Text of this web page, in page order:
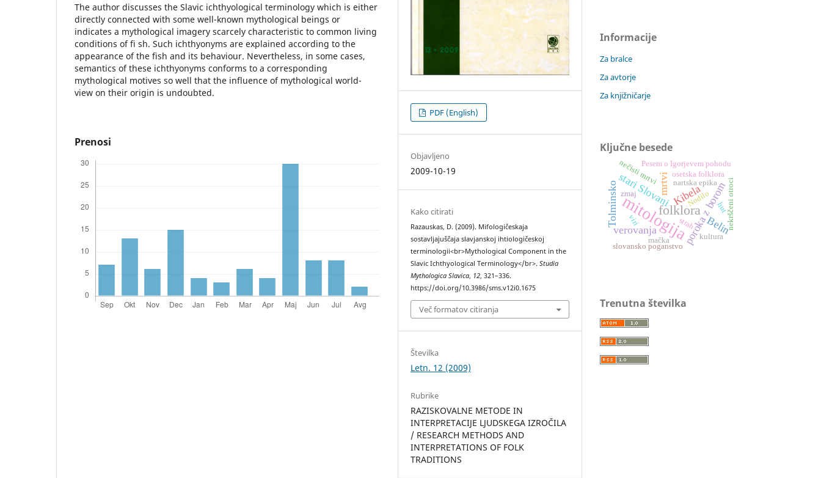
The author discusses the Slavic ichthyological terminology which is either
directly connected with some well-known mythological beings or
indicates a mythological imagery scarcely characteristic to common living
conditions of fi sh. Such ichthyonyms are explained according to the
appearance of the fish and its behaviour. Nevertheless, in some cases,
semantics of these ichthyonyms conforms to a corresponding
mythological motives so well that the influence of mythological world-
view on their origin is undoubted.
Prenosi
PDF (English)
Objavljeno
2009-10-19
Kako citirati
Razauskas, D. (2009). Mifologičeskaja
sostavljajuščaja slavjanskoj ihtiologičeskoj
terminologii<br>Mythological Component in the
Slavic Ichthyological Terminology</br>.Studia
Mythologica Slavica, 12, 321–336.
https://doi.org/10.3986/sms.v12i0.1675
Več formatov citiranja
Številka
Letn. 12 (2009)
Rubrike
RAZISKOVALNE METODE IN
INTERPRETACIJE LJUDSKEGA IZROČILA
/ RESEARCH METHODS AND
INTERPRETATIONS OF FOLK
TRADITIONS
Informacije
Za bralce
Za avtorje
Za knjižničarje
Ključne besede
mitologija
folklora
Kibela
stari Slovani
mrtvi
verovanja poroka z borom
Belin
Tolminsko nartska epika
osetska folklora
nečisti mrtviPesem o Igorjevem pohodu
viri nekrščeni otroci
slovansko poganstvo
kultura
strah
mačka
Nodilo hut
zmaj
Trenutna številka